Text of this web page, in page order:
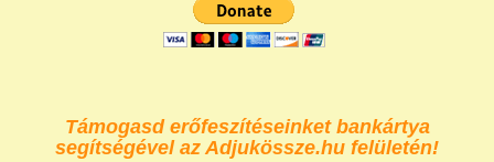
Támogasd erőfeszítéseinket bankártya
segítségével az Adjukössze.hu felületén!